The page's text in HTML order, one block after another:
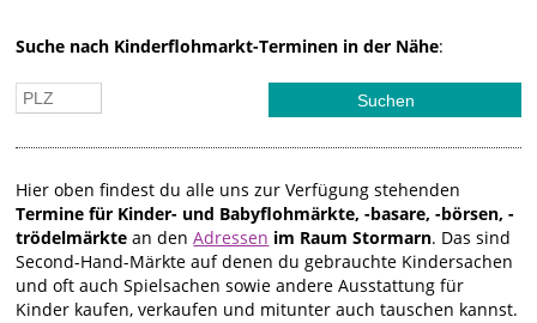
Suche nach Kinderflohmarkt-Terminen in der Nähe:
Hier oben findest du alle uns zur Verfügung stehenden
Termine für Kinder- und Babyflohmärkte, -basare, -börsen, -
trödelmärkte an denAdressen im Raum Stormarn. Das sind
Second-Hand-Märkte auf denen du gebrauchte Kindersachen
und oft auch Spielsachen sowie andere Ausstattung für
Kinder kaufen, verkaufen und mitunter auch tauschen kannst.